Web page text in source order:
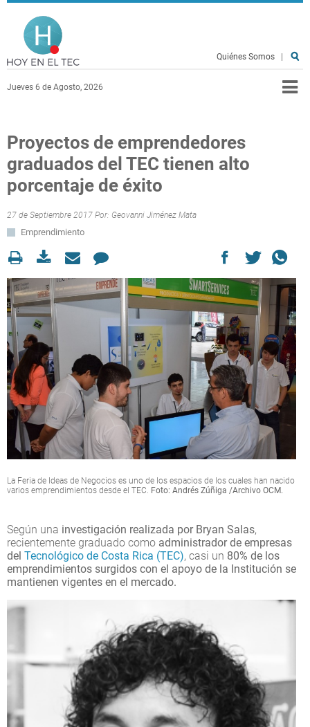
Pasar al contenido principal
Jueves 6 de Agosto, 2026
Quiénes Somos
Proyectos de emprendedores
graduados del TEC tienen alto
porcentaje de éxito
27 de Septiembre 2017 Por: Geovanni Jiménez Mata
Emprendimiento
La Feria de Ideas de Negocios es uno de los espacios de los cuales han nacido
varios emprendimientos desde el TEC. Foto: Andrés Zúñiga /Archivo OCM.
Según una investigación realizada por Bryan Salas,
recientemente graduado como administrador de empresas
del Tecnológico de Costa Rica (TEC), casi un 80% de los
emprendimientos surgidos con el apoyo de la Institución se
mantienen vigentes en el mercado.